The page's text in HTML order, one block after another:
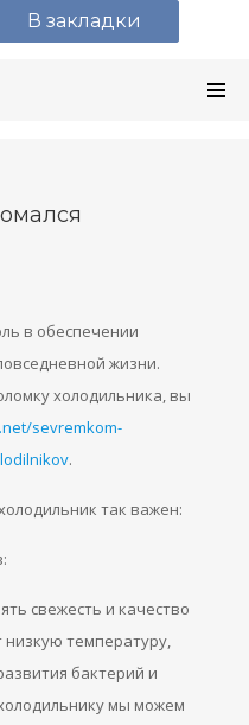
в обеспечении
жизни.
холодильника, вы
sevremkom-
.
так важен:
свежесть и качество
низкую температуру,
бактерий и
мы можем
В закладки